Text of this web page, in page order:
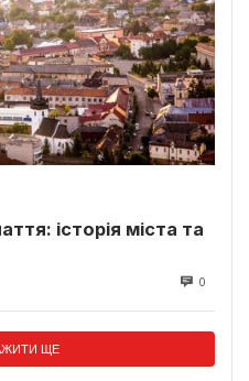
історія міста та
0
ЩЕ